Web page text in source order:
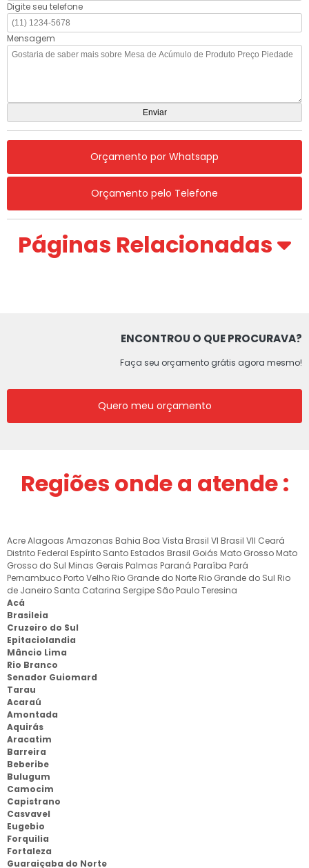
Digite seu telefone
Mensagem
Orçamento por Whatsapp
Orçamento pelo Telefone
Páginas Relacionadas
ENCONTROU O QUE PROCURAVA?
Faça seu orçamento grátis agora mesmo!
Quero meu orçamento
Regiões onde a atende :
AcreAlagoas Amazonas Bahia Boa Vista Brasil VI Brasil VII Ceará
Distrito Federal Espírito Santo Estados Brasil Goiás Mato Grosso Mato
Grosso do Sul Minas Gerais Palmas Paraná Paraíba Pará
Pernambuco Porto Velho Rio Grande do Norte Rio Grande do Sul Rio
de Janeiro Santa Catarina Sergipe São PauloTeresina
Acá
Brasileia
Cruzeiro do Sul
Epitaciolandia
Mâncio Lima
Rio Branco
Senador Guiomard
Tarau
Acaraú
Amontada
Aquirás
Aracatim
Barreira
Beberibe
Bulugum
Camocim
Capistrano
Casvavel
Eugebio
Forquilia
Fortaleza
Guaraiçaba do Norte